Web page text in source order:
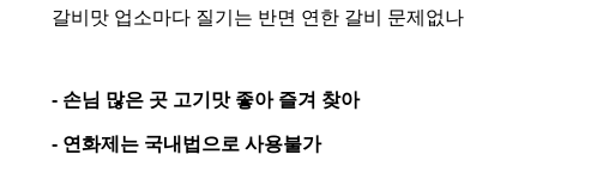
갈비맛 업소마다 질기는 반면 연한 갈비 문제없나
- 손님 많은 곳 고기맛 좋아 즐겨 찾아
- 연화제는 국내법으로 사용불가